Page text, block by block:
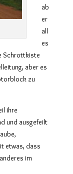
ab
er
all
es
Schrottkiste
aber es
zu
ihre
und ausgefeilt
etwas, dass
im